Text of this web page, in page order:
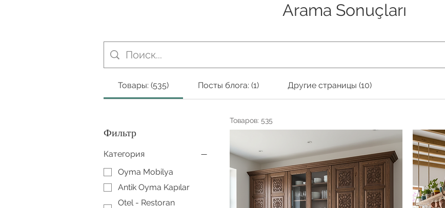
Arama Sonuçları
Товары: (535) Посты блога: (1) Другие страницы (10)
Фильтр
Категория
Oyma Mobilya
Antik Oyma Kapılar
Otel - Restoran
Товаров: 535